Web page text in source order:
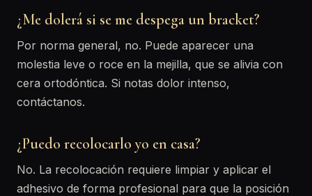
¿Me dolerá si se me despega un bracket?
Por norma general, no. Puede aparecer una
molestia leve o roce en la mejilla, que se alivia con
cera ortodóntica. Si notas dolor intenso,
contáctanos.
¿Puedo recolocarlo yo en casa?
No. La recolocación requiere limpiar y aplicar el
adhesivo de forma profesional para que la posición